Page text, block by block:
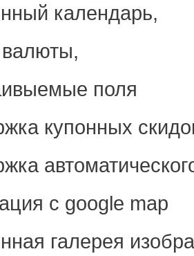
календарь,
поля
купонных
с google map
галерея